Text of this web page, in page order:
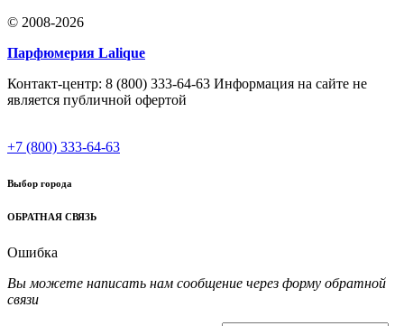
© 2008-2026
Парфюмерия Lalique
Контакт-центр: 8 (800) 333-64-63 Информация на сайте не
является публичной офертой
+7 (800) 333-64-63
Выбор города
ОБРАТНАЯ СВЯЗЬ
Ошибка
Вы можете написать нам сообщение через форму обратной
связи